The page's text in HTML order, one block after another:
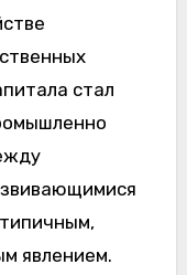
стал
явлением.